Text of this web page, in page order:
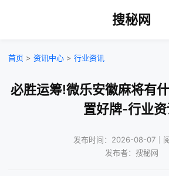
搜秘网
首页 > 资讯中心 > 行业资讯
必胜运筹!微乐安徽麻将有
置好牌-行业
发布时间：2026-08-07｜
发布者：搜秘网